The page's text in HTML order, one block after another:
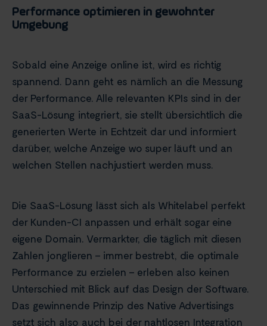
Performance optimieren in gewohnter
Umgebung
Sobald eine Anzeige online ist, wird es richtig
spannend. Dann geht es nämlich an die Messung
der Performance. Alle relevanten KPIs sind in der
SaaS-Lösung integriert, sie stellt übersichtlich die
generierten Werte in Echtzeit dar und informiert
darüber, welche Anzeige wo super läuft und an
welchen Stellen nachjustiert werden muss.
Die SaaS-Lösung lässt sich als Whitelabel perfekt
der Kunden-CI anpassen und erhält sogar eine
eigene Domain. Vermarkter, die täglich mit diesen
Zahlen jonglieren – immer bestrebt, die optimale
Performance zu erzielen – erleben also keinen
Unterschied mit Blick auf das Design der Software.
Das gewinnende Prinzip des Native Advertisings
setzt sich also auch bei der nahtlosen Integration